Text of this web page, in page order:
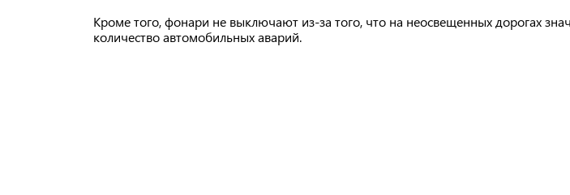
Кроме того, фонари не выключают из-за того, что на неосвещенных дорогах
количество автомобильных аварий.